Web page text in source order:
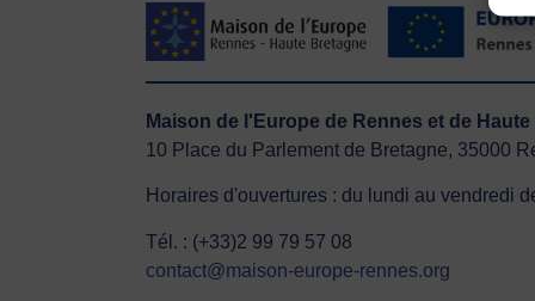
Maison de l'Europe de Rennes et de
10 Place du Parlement de Bretagne, 35000
Horaires d'ouvertures : du lundi au vendredi
Tél. : (+33)2 99 79 57 08
contact@maison-europe-rennes.org